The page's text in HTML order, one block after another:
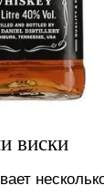
виски